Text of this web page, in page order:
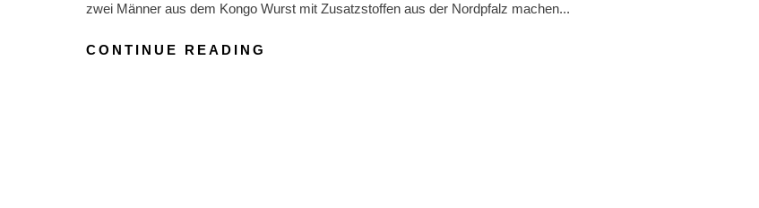
zwei Männer aus dem Kongo Wurst mit Zusatzstoffen aus der Nordpfalz machen...
CONTINUE READING